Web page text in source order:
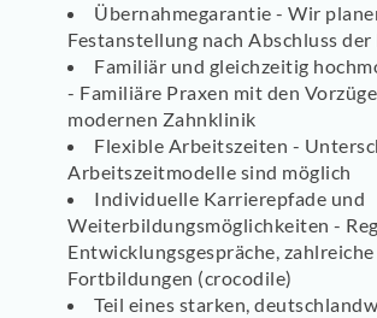
Übernahmegarantie - Wir
Festanstellung nach Abschluss
Familiär und gleichzeitig
- Familiäre Praxen mit den
modernen Zahnklinik
Flexible Arbeitszeiten -
Arbeitszeitmodelle sind möglich
Individuelle Karrierepfade und
Weiterbildungsmöglichkeiten -
Entwicklungsgespräche,
Fortbildungen (crocodile)
Teil eines starken,